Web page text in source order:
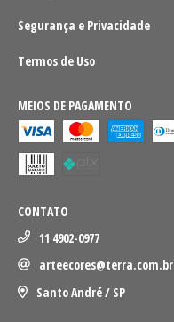
Segurança e Privacidade
Termos de Uso
MEIOS DE PAGAMENTO
CONTATO
11 4902-0977
arteecores@terra.com.br
Santo André / SP